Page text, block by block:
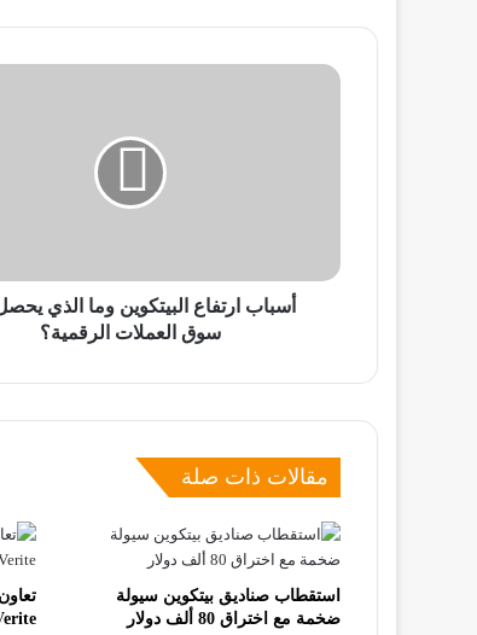
أسباب
العملات
الرقمية؟أسباب ارتفاع البيتكوين وما الذي
سوق العملات الرقمية؟
مقالات ذات صلة
استقطاب صناديق بيتكوين سيولة
ضخمة مع اختراق 80 ألف دولار